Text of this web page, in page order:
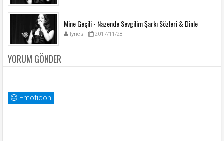
Mine Geçili - Nazende Sevgilim Şarkı Sözleri & Dinle
lyrics 2017/11/28
YORUM GÖNDER
Emoticon